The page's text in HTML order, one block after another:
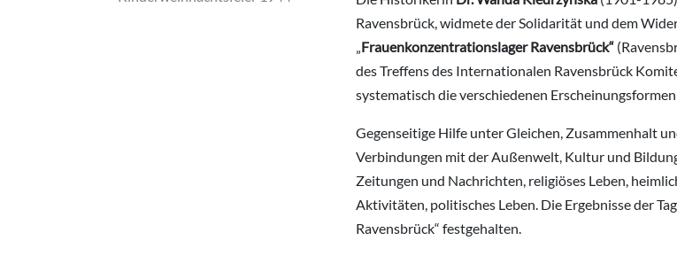
Ravensbrück, widmete der Solidarität und dem
„Frauenkonzentrationslager Ravensbrück“
des Treffens des Internationalen Ravensbrück
systematisch die verschiedenen
Gegenseitige Hilfe unter Gleichen, Zusammenhalt
Verbindungen mit der Außenwelt, Kultur und
Zeitungen und Nachrichten, religiöses Leben,
Aktivitäten, politisches Leben. Die Ergebnisse der
Ravensbrück“ festgehalten.